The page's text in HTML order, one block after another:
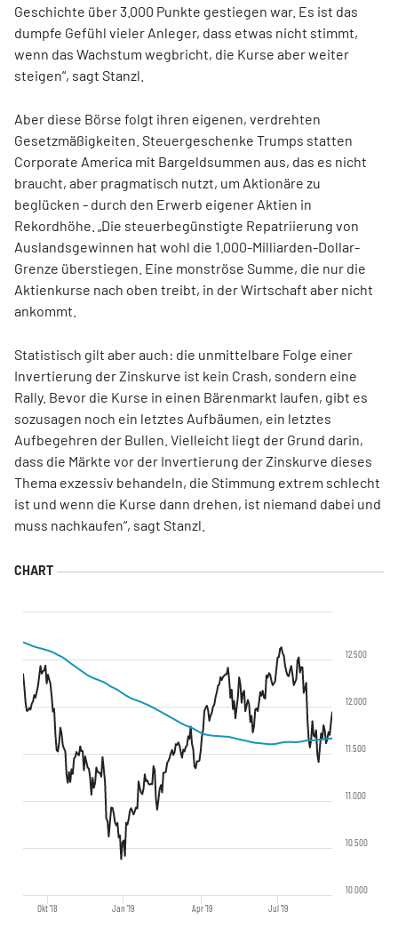
Geschichte über 3.000 Punkte gestiegen war. Es ist das
dumpfe Gefühl vieler Anleger, dass etwas nicht stimmt,
wenn das Wachstum wegbricht, die Kurse aber weiter
steigen“, sagt Stanzl.
Aber diese Börse folgt ihren eigenen, verdrehten
Gesetzmäßigkeiten. Steuergeschenke Trumps statten
Corporate America mit Bargeldsummen aus, das es nicht
braucht, aber pragmatisch nutzt, um Aktionäre zu
beglücken - durch den Erwerb eigener Aktien in
Rekordhöhe. „Die steuerbegünstigte Repatriierung von
Auslandsgewinnen hat wohl die 1.000-Milliarden-Dollar-
Grenze überstiegen. Eine monströse Summe, die nur die
Aktienkurse nach oben treibt, in der Wirtschaft aber nicht
ankommt.
Statistisch gilt aber auch: die unmittelbare Folge einer
Invertierung der Zinskurve ist kein Crash, sondern eine
Rally. Bevor die Kurse in einen Bärenmarkt laufen, gibt es
sozusagen noch ein letztes Aufbäumen, ein letztes
Aufbegehren der Bullen. Vielleicht liegt der Grund darin,
dass die Märkte vor der Invertierung der Zinskurve dieses
Thema exzessiv behandeln, die Stimmung extrem schlecht
ist und wenn die Kurse dann drehen, ist niemand dabei und
muss nachkaufen“, sagt Stanzl.
Jan '19 Jul '19
Okt '18 Apr '19
10.000
10.500
11.000
11.500
12.000
12.500